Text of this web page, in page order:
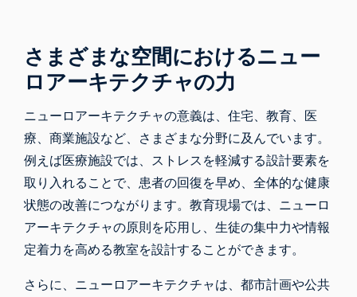
さまざまな空間におけるニュー
ロアーキテクチャの力
ニューロアーキテクチャの意義は、住宅、教育、医
療、商業施設など、さまざまな分野に及んでいます。
例えば医療施設では、ストレスを軽減する設計要素を
取り入れることで、患者の回復を早め、全体的な健康
状態の改善につながります。教育現場では、 ニューロ
アーキテクチャの原則を応用し、生徒の集中力や情報
定着力を高める教室を設計することができます。
さらに、ニューロアーキテクチャは、都市計画や公共